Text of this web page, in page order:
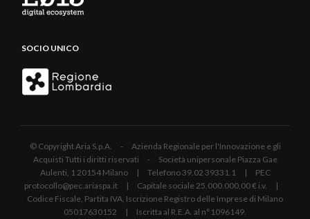
SOCIO UNICO
© Copyright Aria S.p.A. - Azienda Regionale per l'Innovazione e gli
Acquisti Tutti i diritti riservati - Società unipersonale Piazza Gae
Aulenti, 1 20154 Milano | Telefono 39.02 39331.1 | PEC
protocollo@pec.ariaspa.it | Capitale sociale 25.000.000,00 € i.v. |
Codice Fiscale, Partita IVA, Iscrizione Registro delle Imprese di Milano
05017630152 | Iscritta al R.E.A. al n°1096149.